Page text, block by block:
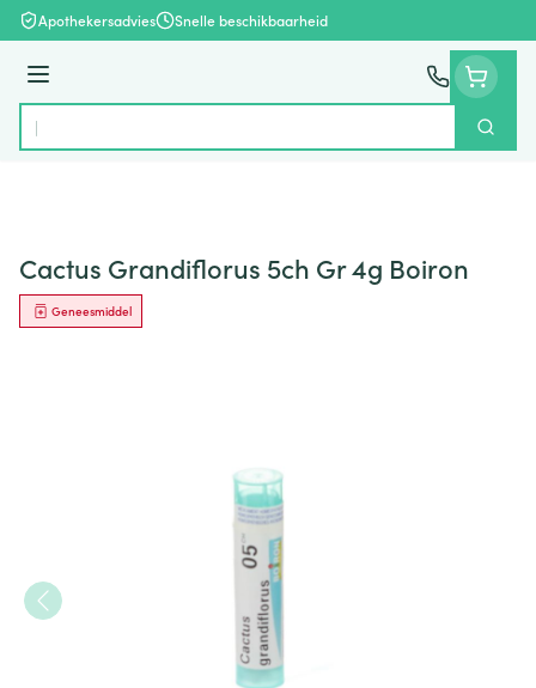
Ga naar de inhoud
Apothekersadvies Snelle beschikbaarheid
Menu
Product, merk, categorie...
Zoek
Cactus Grandiflorus 5ch Gr 4g Boiron
Geneesmiddel